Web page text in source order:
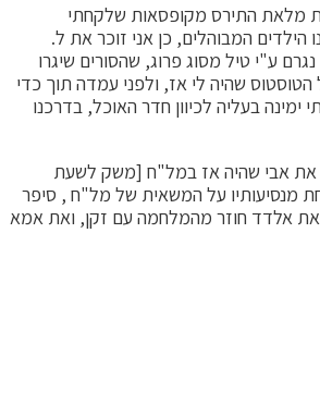
מלאת התירס מקופסאות שלקחתי
המבוהלים, כן אני זוכר את ל.
ע"י טיל מסוג פרוג, שהסורים שיגרו
שום דבר לא היה נראה כפי שהוא היום. אגב כמעט בדיוק 33 שנה אחר כך, נסעתי על הטוסטוס שהיה לי אז, ולפני עמדה תוך כדי
שיש לי 40 שניות, ומכיוון שהיינו על יד הספרייה, פניתי ימינה בעליה לכיוון חדר האוכל, בדרכנו
את אבי שהיה אז במל"ח [משק לשעת
מנסיעותיו על המשאית של מל"ח , סיפר
את אלדד חוזר מהמלחמה עם זקן, ואת אמא